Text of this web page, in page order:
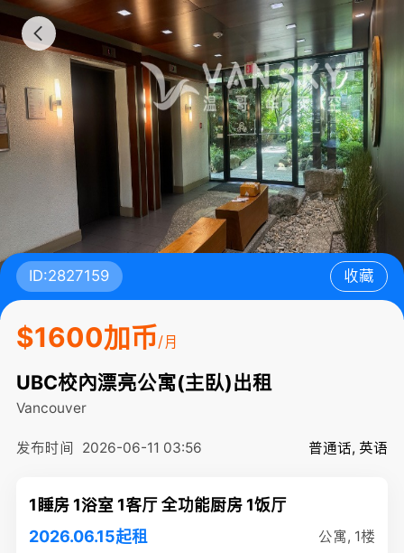
ID:2827159 收藏
$1600加币/月
UBC校內漂亮公寓(主臥)出租
Vancouver
发布时间 2026-06-11 03:56 普通话, 英语
1睡房 1浴室 1客厅 全功能厨房 1饭厅
2026.06.15起租
公寓, 1楼